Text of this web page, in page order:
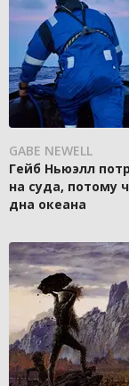
GABE NEWELL
Гейб Ньюэлл
на суда, потому
дна океана